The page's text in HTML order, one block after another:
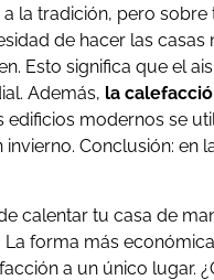
a la tradición, pero
de hacer las casas
Esto significa que el
Además, la
edificios modernos se
Conclusión: en
calentar tu casa de
forma más
a un único lugar.